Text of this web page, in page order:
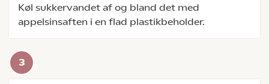
Køl sukkervandet af og bland det med
appelsinsaften i en flad plastikbeholder.